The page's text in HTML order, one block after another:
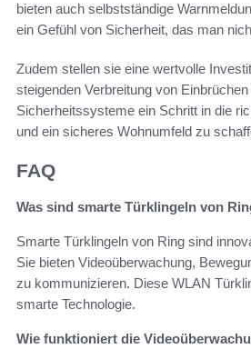
bieten auch selbstständige
ein Gefühl von Sicherheit, das man
Zudem stellen sie eine wertvolle
steigenden Verbreitung von
Sicherheitssysteme ein Schritt in die
und ein sicheres Wohnumfeld zu
FAQ
Was sind smarte Türklingeln von
Smarte Türklingeln von Ring sind
Sie bieten Videoüberwachung,
zu kommunizieren. Diese WLAN
smarte Technologie.
Wie funktioniert die